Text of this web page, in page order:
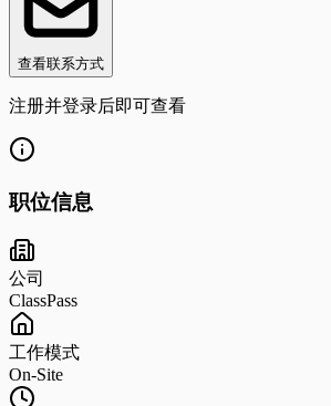
查看联系方式
注册并登录后即可查看
职位信息
公司
ClassPass
工作模式
On-Site